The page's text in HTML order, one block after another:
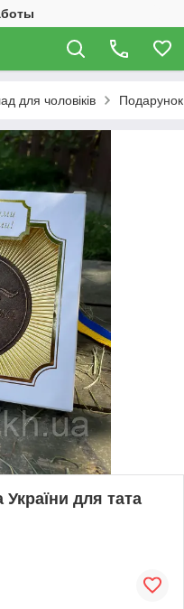
для чоловіків Подарунок
для тата